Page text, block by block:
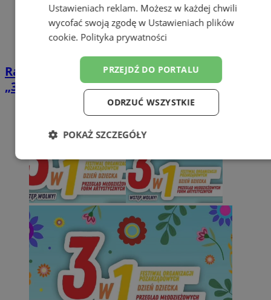
Radość, muzyka i piana party! Festiwal
„3w1” już za nami [FOTO]
Ustawieniach reklam. Możesz w każdej chwili
wycofać swoją zgodę w Ustawieniach plików
cookie. Polityka prywatności
PRZEJDŹ DO PORTALU
ODRZUĆ WSZYSTKIE
POKAŻ SZCZEGÓŁY
Niezbędne Wydajność Targetowanie
Funkcjonalność Niesklasyfikowane
Niezbędne Wydajność
Targetowanie